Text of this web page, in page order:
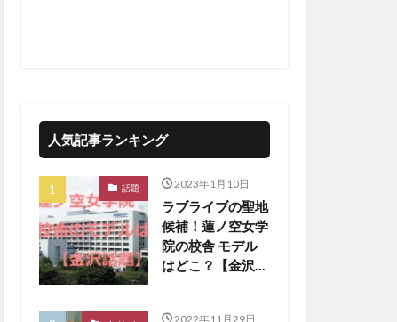
人気記事ランキング
話題 2023年1月10日
ラブライブの聖地
候補！蓮ノ空女学
院の校舎 モデル
はどこ？【金沢話
2022年11月29日